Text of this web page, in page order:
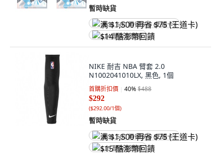
暫時缺貨
满 $1,500 再省 $75 (王道卡)
$14 酷澎幣回饋
NIKE 耐吉 NBA 臂套 2.0
N1002041010LX, 黑色, 1個
首購折扣價 40%$488
$292
($292.00/1個)
暫時缺貨
满 $1,500 再省 $75 (王道卡)
$15 酷澎幣回饋